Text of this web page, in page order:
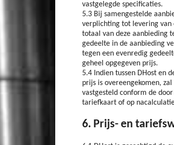
vastgelegde specificaties.
5.3 Bij samengestelde
verplichting tot levering van
totaal van deze aanbieding
gedeelte in de aanbieding
tegen een evenredig
geheel opgegeven prijs.
5.4 Indien tussen DHost en
prijs is overeengekomen,
vastgesteld conform de
tariefkaart of op
6. Prijs- en